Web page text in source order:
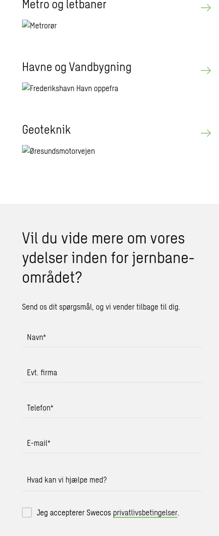
Metro og let­ba­ner
Havne og Vand­byg­ning
Geo­tek­nik
Vil du vide mere om vores
ydel­ser inden for jer­n­ba­ne­
om­rå­det?
Send os dit spørgsmål, og vi vender tilbage til dig.
Navn*
Evt. firma
Telefon*
E-mail*
Hvad kan vi hjælpe med?
Jeg accepterer Swecos privatlivsbetingelser.